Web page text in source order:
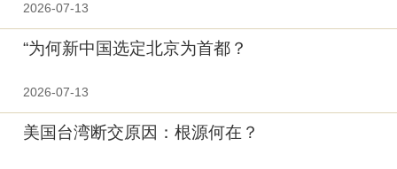
2026-07-13
“为何新中国选定北京为首都？
2026-07-13
美国台湾断交原因：根源何在？